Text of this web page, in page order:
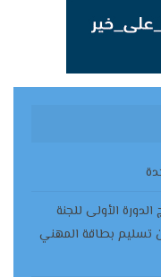
الأولى للجنة
تسليم بطاقة المهني